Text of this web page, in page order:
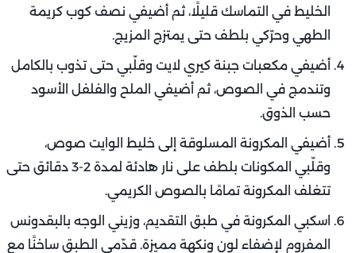
الخليط في التماسك قليلًا، ثم أضيفي نصف كوب كريمة
الطهي وحرّكي بلطف حتى يمتزج المزيج.
أضيفي مكعبات جبنة كيري لايت وقلّبي حتى تذوب بالكامل
وتندمج في الصوص، ثم أضيفي الملح والفلفل الأسود
حسب الذوق.
أضيفي المكرونة المسلوقة إلى خليط الوايت صوص،
وقلّبي المكونات بلطف على نار هادئة لمدة 2-3 دقائق حتى
تتغلف المكرونة تمامًا بالصوص الكريمي.
اسكبي المكرونة في طبق التقديم، وزيني الوجه بالبقدونس
المفروم لإضفاء لون ونكهة مميزة. قدّمي الطبق ساخنًا مع